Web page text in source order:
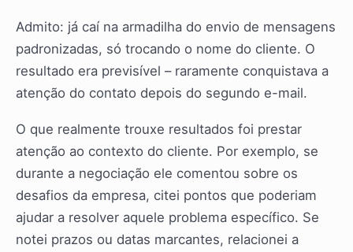
Admito: já caí na armadilha do envio de mensagens
padronizadas, só trocando o nome do cliente. O
resultado era previsível – raramente conquistava a
atenção do contato depois do segundo e-mail.
O que realmente trouxe resultados foi prestar
atenção ao contexto do cliente. Por exemplo, se
durante a negociação ele comentou sobre os
desafios da empresa, citei pontos que poderiam
ajudar a resolver aquele problema específico. Se
notei prazos ou datas marcantes, relacionei a